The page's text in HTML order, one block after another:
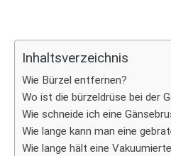
Inhaltsverzeichnis
Wie Bürzel entfernen?
Wo ist die bürzeldrüse bei der
Wie schneide ich eine
Wie lange kann man eine
Wie lange hält eine